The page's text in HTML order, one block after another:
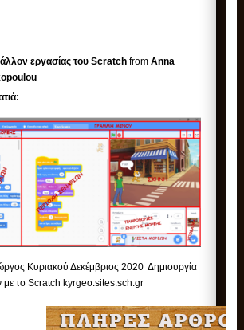
εργασίας του Scratch fromAnna
Κυριακού Δεκέμβριος 2020 Δημιουργία
με το Scratch kyrgeo.sites.sch.gr